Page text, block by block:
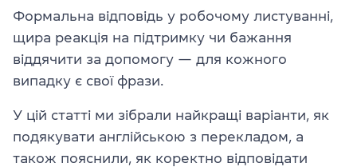
Формальна відповідь у робочому листуванні,
щира реакція на підтримку чи бажання
віддячити за допомогу — для кожного
випадку є свої фрази.
У цій статті ми зібрали найкращі варіанти, як
подякувати англійською з перекладом, а
також пояснили, як коректно відповідати